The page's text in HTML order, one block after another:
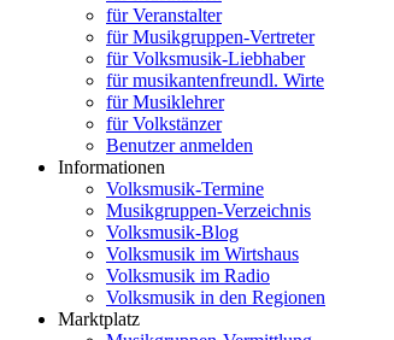
für Veranstalter
für Musikgruppen-Vertreter
für Volksmusik-Liebhaber
für musikantenfreundl. Wirte
für Musiklehrer
für Volkstänzer
Benutzer anmelden
Informationen
Volksmusik-Termine
Musikgruppen-Verzeichnis
Volksmusik-Blog
Volksmusik im Wirtshaus
Volksmusik im Radio
Volksmusik in den Regionen
Marktplatz